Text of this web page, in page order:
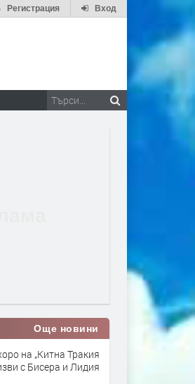
Вход
Регистрация
Още новини
на „Китна Тракия
с Бисера и Лидия